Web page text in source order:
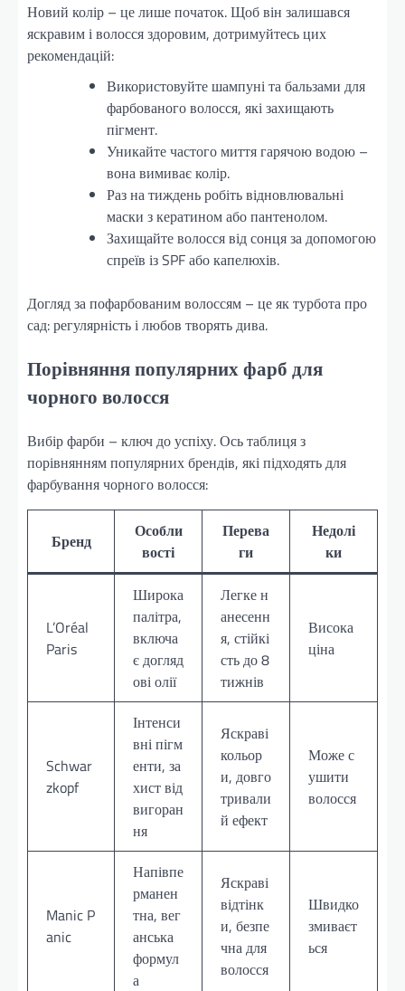
Новий колір – це лише початок. Щоб він залишався
яскравим і волосся здоровим, дотримуйтесь цих
рекомендацій:
Використовуйте шампуні та бальзами для
фарбованого волосся, які захищають
пігмент.
Уникайте частого миття гарячою водою –
вона вимиває колір.
Раз на тиждень робіть відновлювальні
маски з кератином або пантенолом.
Захищайте волосся від сонця за допомогою
спреїв із SPF або капелюхів.
Догляд за пофарбованим волоссям – це як турбота про
сад: регулярність і любов творять дива.
Порівняння популярних фарб для
чорного волосся
Вибір фарби – ключ до успіху. Ось таблиця з
порівнянням популярних брендів, які підходять для
фарбування чорного волосся:
Бренд
Особли
вості
Перева
ги
Недолі
ки
L’Oréal
Paris
Широка
палітра,
включа
є догляд
ові олії
Легке н
анесенн
я, стійкі
сть до 8
тижнів
Висока
ціна
Schwar
zkopf
Інтенси
вні пігм
енти, за
хист від
вигоран
ня
Яскраві
кольор
и, довго
тривали
й ефект
Може с
ушити
волосся
Manic P
anic
Напівпе
рманен
тна, вег
анська
формул
а
Яскраві
відтінк
и, безпе
чна для
волосся
Швидко
змиваєт
ься